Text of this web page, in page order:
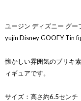
ユージン ディズニー グ
yujin Disney GOOFY Tin
懐かしい雰囲気のブリキ
ィギュアです。
サイズ：高さ約6.5センチ